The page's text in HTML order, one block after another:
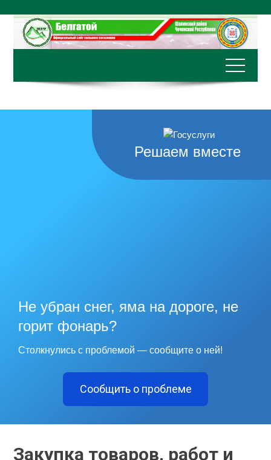
содержимому
Решаем вместе
Не убран снег, яма на дороге, не
горит фонарь?
Столкнулись с проблемой — сообщите о ней!
Сообщить о проблеме
Закупка товаров, работ и